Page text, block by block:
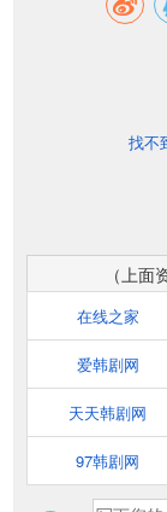
找不
（上
在线之家
爱韩剧网
天天韩剧网
97韩剧网